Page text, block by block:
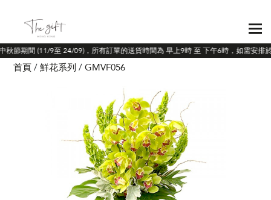
節期間 (11/9至 24/09)，所有訂單的送貨時間為 早上9時 至 下午6時，如需安排
首頁 鮮花系列 GMVF056